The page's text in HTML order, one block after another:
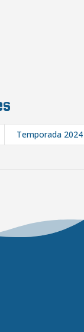
Temporada 2024